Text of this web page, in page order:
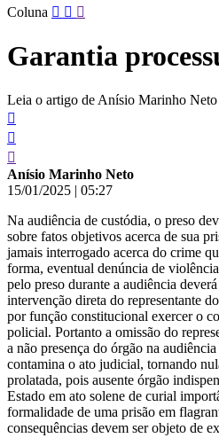
Pular
conteúdo
Coluna
Garantia
Leia o artigo de Anísio Marinho Neto
Anísio Marinho Neto
15/01/2025 | 05:27
Na audiência de custódia, o preso
sobre fatos objetivos acerca de sua
jamais interrogado acerca do crime
forma, eventual denúncia de
pelo preso durante a audiência
intervenção direta do representante
por função constitucional exercer o
policial. Portanto a omissão do
a não presença do órgão na
contamina o ato judicial, tornando
prolatada, pois ausente órgão
Estado em ato solene de curial
formalidade de uma prisão em
consequências devem ser objeto de